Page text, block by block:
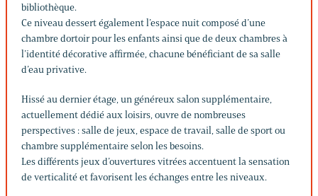
bibliothèque.
Ce niveau dessert également l’espace nuit composé d’une
chambre dortoir pour les enfants ainsi que de deux chambres à
l’identité décorative affirmée, chacune bénéficiant de sa salle
d’eau privative.
Hissé au dernier étage, un généreux salon supplémentaire,
actuellement dédié aux loisirs, ouvre de nombreuses
perspectives : salle de jeux, espace de travail, salle de sport ou
chambre supplémentaire selon les besoins.
Les différents jeux d’ouvertures vitrées accentuent la sensation
de verticalité et favorisent les échanges entre les niveaux.